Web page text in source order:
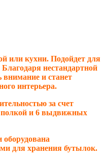
или кухни. Подойдет для
Благодаря нестандартной
внимание и станет
интерьера.
за счет
полкой и 6 выдвижных
оборудована
для хранения бутылок.